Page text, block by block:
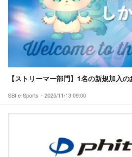
【ストリーマー部門】1名の新規加入の
SBI e-Sports・ 2025/11/13 09:00